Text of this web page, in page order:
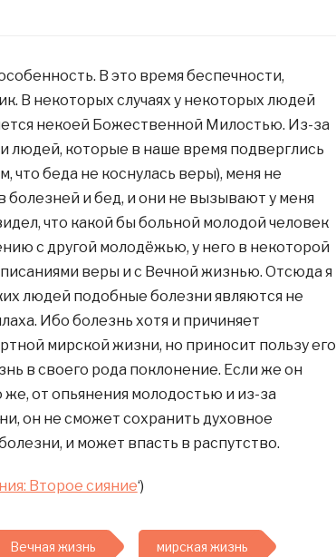
В это время беспечности,
В некоторых случаях у некоторых людей
некоей Божественной Милостью. Из-за
людей, которые в наше время подверглись
что беда не коснулась веры), меня не
болезней и бед, и они не вызывают у меня
что какой бы больной молодой человек
с другой молодёжью, у него в некоторой
веры и с Вечной жизнью. Отсюда я
людей подобные болезни являются не
Ибо болезнь хотя и причиняет
мирской жизни, но приносит пользу его
в своего рода поклонение. Если же он
от опьянения молодостью и из-за
он не сможет сохранить духовное
и может впасть в распутство.
Второе сияние‘)
Вечная жизнь мирская жизнь